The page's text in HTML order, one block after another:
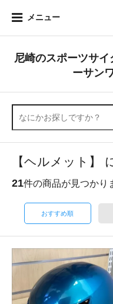
メニュー
尼崎のスポーツサ
ーサン
【ヘルメット】
21件の商品が見つかり
おすすめ順